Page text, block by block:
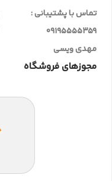
تماس با پشتیبانی :
09195555359
مهدی ویسی
مجوزهای فروشگاه